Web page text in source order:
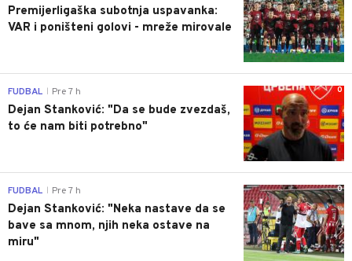
Premijerligaška subotnja uspavanka:
VAR i poništeni golovi - mreže mirovale
0
FUDBAL Pre 7 h
Dejan Stanković: "Da se bude zvezdaš,
to će nam biti potrebno"
0
FUDBAL Pre 7 h
Dejan Stanković: "Neka nastave da se
bave sa mnom, njih neka ostave na
miru"